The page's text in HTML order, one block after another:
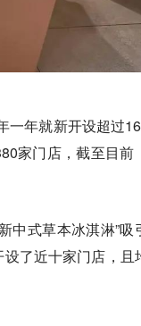
一年就新开设超过
家门店，截至目前
中式草本冰淇淋”吸
了近十家门店，且